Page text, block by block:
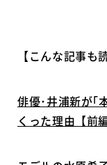
【こんな記事も
俳優･井浦新が｢
くった理由【前編